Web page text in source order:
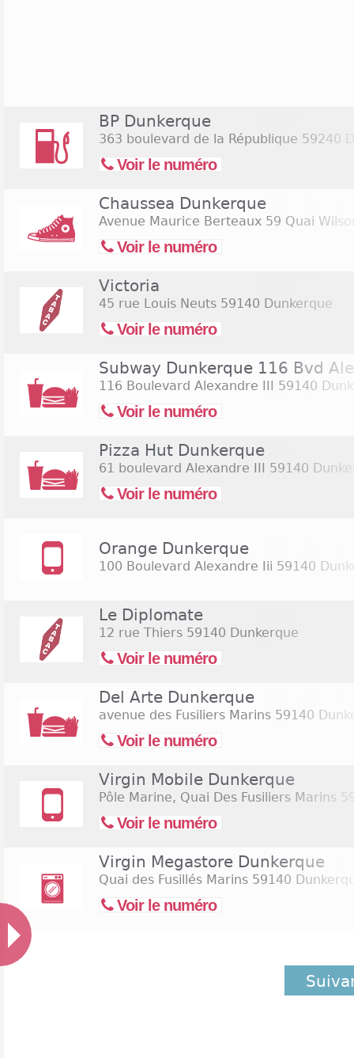
BP Dunkerque
363 boulevard de la République 59240
Voir le numéro
Chaussea Dunkerque
Avenue Maurice Berteaux 59 Quai
Voir le numéro
Victoria
45 rue Louis Neuts 59140 Dunkerque
Voir le numéro
Subway Dunkerque 116 Bvd
116 Boulevard Alexandre III 59140
Voir le numéro
Pizza Hut Dunkerque
61 boulevard Alexandre III 59140
Voir le numéro
Orange Dunkerque
100 Boulevard Alexandre Iii 59140
Le Diplomate
12 rue Thiers 59140 Dunkerque
Voir le numéro
Del Arte Dunkerque
avenue des Fusiliers Marins 59140
Voir le numéro
Virgin Mobile Dunkerque
Pôle Marine, Quai Des Fusiliers Marins
Voir le numéro
Virgin Megastore Dunkerque
Quai des Fusillés Marins 59140
Voir le numéro